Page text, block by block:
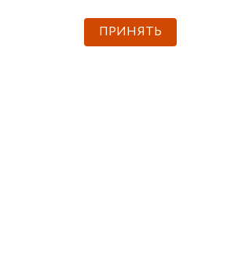
ПРИНЯТЬ